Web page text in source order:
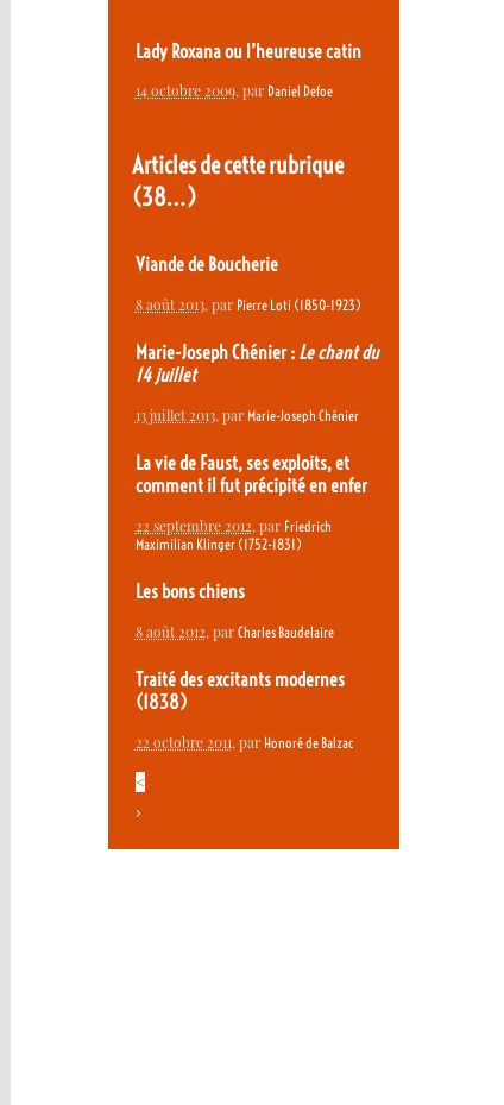
Lady Roxana ou l’heureuse catin
14 octobre 2009, par Daniel Defoe
Articles de cette rubrique
(38…)
Viande de Boucherie
8 août 2013, par Pierre Loti (1850-1923)
Marie-Joseph Chénier : Le chant du
14 juillet
13 juillet 2013, par Marie-Joseph Chénier
La vie de Faust, ses exploits, et
comment il fut précipité en enfer
22 septembre 2012, par Friedrich
Maximilian Klinger (1752-1831)
Les bons chiens
8 août 2012, par Charles Baudelaire
Traité des excitants modernes
(1838)
22 octobre 2011, par Honoré de Balzac
<
>